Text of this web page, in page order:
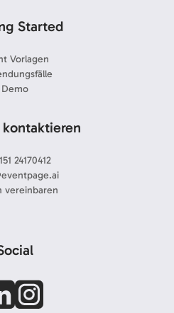
Started
Vorlagen
Demo
24170412
vereinbaren